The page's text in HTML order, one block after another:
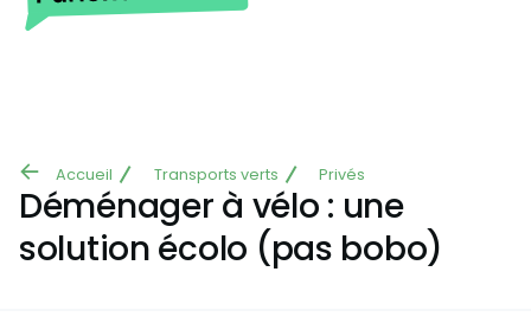
Aller au contenu principal
Fil
d'Ariane
Accueil Transports verts Privés
Déménager à vélo : une
solution écolo (pas bobo)